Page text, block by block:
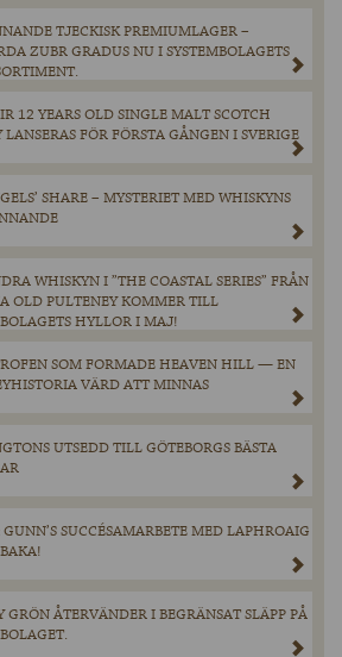
TJECKISK PREMIUMLAGER –
ZUBR GRADUS NU I SYSTEMBOLAGETS
12 YEARS OLD SINGLE MALT SCOTCH
LANSERAS FÖR FÖRSTA GÅNGEN I SVERIGE
SHARE – MYSTERIET MED WHISKYNS
WHISKYN I ”THE COASTAL SERIES” FRÅN
OLD PULTENEY KOMMER TILL
HYLLOR I MAJ!
SOM FORMADE HEAVEN HILL — EN
VÄRD ATT MINNAS
UTSEDD TILL GÖTEBORGS BÄSTA
SUCCÉSAMARBETE MED LAPHROAIG
GRÖN ÅTERVÄNDER I BEGRÄNSAT SLÄPP PÅ